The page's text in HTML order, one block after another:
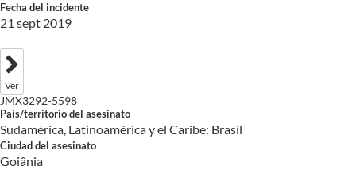
Fecha del incidente
21 sept 2019
Ver
JMX3292-5598
País/territorio del asesinato
Sudamérica, Latinoamérica y el Caribe: Brasil
Ciudad del asesinato
Goiânia